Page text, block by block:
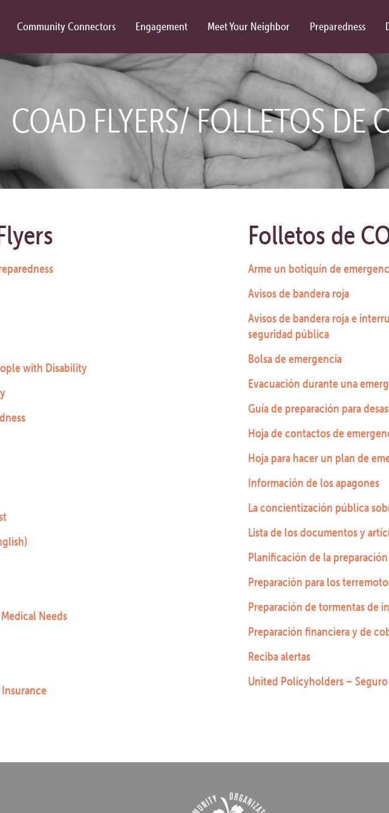
Community Connectors Engagement Meet Your Neighbor Preparedness
COAD FLYERS/ FOLLETOS DE
with Disability
Needs
Folletos de
Arme un botiquín de
Avisos de bandera roja
Avisos de bandera roja e
seguridad pública
Bolsa de emergencia
Evacuación durante una
Guía de preparación para
Hoja de contactos de
Hoja para hacer un plan de
Información de los apagones
La concientización pública
Lista de los documentos y
Planificación de la
Preparación para los
Preparación de tormentas de
Preparación financiera y de
Reciba alertas
United Policyholders –